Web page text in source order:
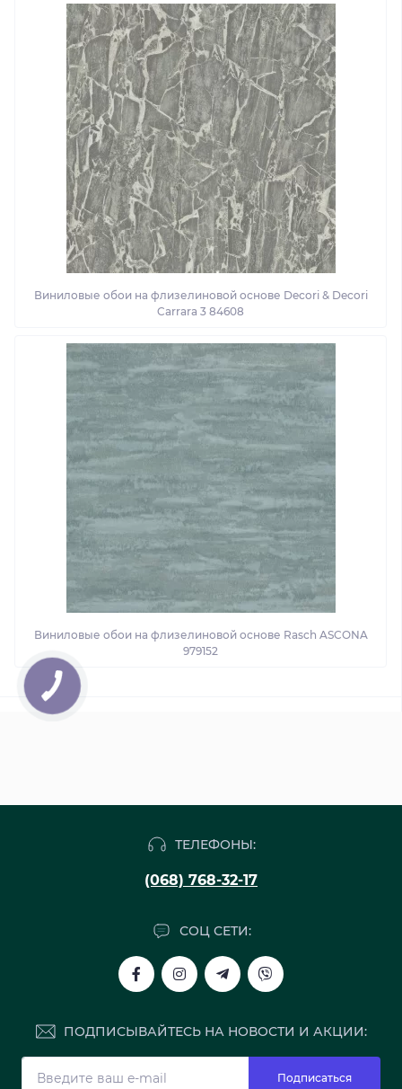
Виниловые обои на флизелиновой основе Decori & Decori
Carrara 3 84608
Виниловые обои на флизелиновой основе Rasch ASCONA
979152
ТЕЛЕФОНЫ:
(068) 768-32-17
СОЦ СЕТИ:
ПОДПИСЫВАЙТЕСЬ НА НОВОСТИ И АКЦИИ:
Подписаться